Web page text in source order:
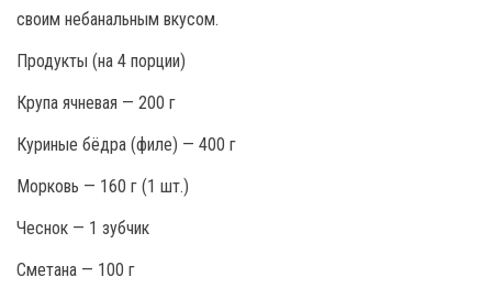
своим небанальным вкусом.
Продукты (на 4 порции)
Крупа ячневая — 200 г
Куриные бёдра (филе) — 400 г
Морковь — 160 г (1 шт.)
Чеснок — 1 зубчик
Сметана — 100 г